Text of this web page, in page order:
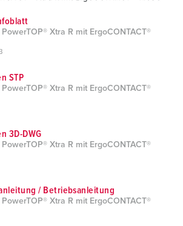
Xtra R mit ErgoCONTACT®
STP
Xtra R mit ErgoCONTACT®
3D-DWG
Xtra R mit ErgoCONTACT®
/ Betriebsanleitung
Xtra R mit ErgoCONTACT®